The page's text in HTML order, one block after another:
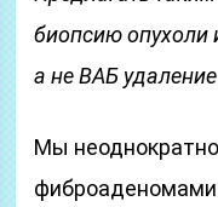
биопсию опухоли
а не ВАБ
Мы
фиброаденомами